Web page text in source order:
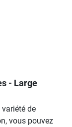
- Large
de
vous pouvez